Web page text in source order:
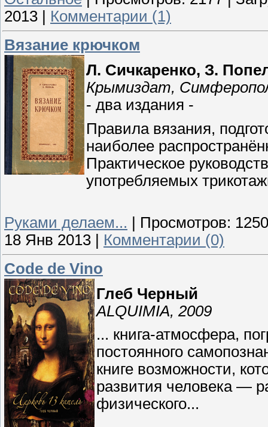
2013
Комментарии (1)
Вязание крючком
Л. Сичкаренко, З.
Крымиздат,
- два издания -
Правила вязания,
наиболее
Практическое
употребляемых
Руками делаем... Просмотров: 1250
18 Янв 2013
Комментарии (0)
Code de Vino
Глеб Черный
ALQUIMIA, 2009
... книга-атмосфера,
постоянного
книге возможности,
развития человека —
физического...